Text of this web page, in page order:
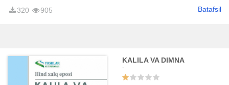
320 905 Batafsil
KALILA VA DIMNA
-